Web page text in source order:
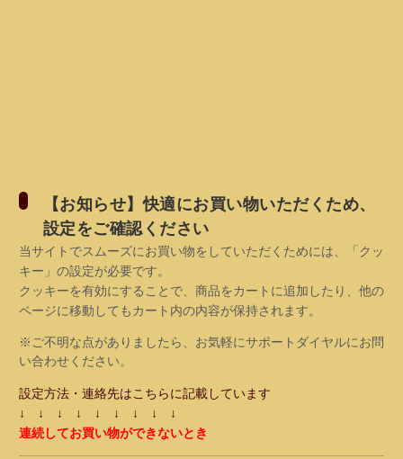
【お知らせ】快適にお買い物いただくため、
設定をご確認ください
当サイトでスムーズにお買い物をしていただくためには、「クッ
キー」の設定が必要です。
クッキーを有効にすることで、商品をカートに追加したり、他の
ページに移動してもカート内の内容が保持されます。
※ご不明な点がありましたら、お気軽にサポートダイヤルにお問
い合わせください。
設定方法・連絡先はこちらに記載しています
↓ ↓ ↓ ↓ ↓ ↓ ↓ ↓ ↓
連続してお買い物ができないとき